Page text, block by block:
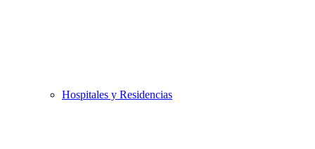
Hospitales y Residencias